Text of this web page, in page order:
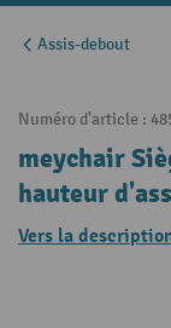
Assis-debout
Numéro d'article :
meychair
hauteur
Vers la